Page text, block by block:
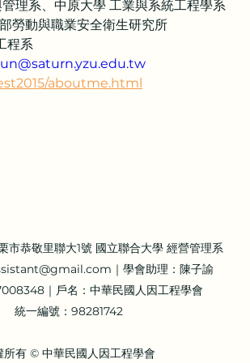
理系、中原大學 工業與系統工程學系
勞動與職業安全衛生研究所
程系
aboutme.html
市恭敬里聯大1號 國立聯合大學 經營管理系
｜學會助理：陳子諭
｜戶名：中華民國人因工程學會
統一編號：98281742
所有 © 中華民國人因工程學會